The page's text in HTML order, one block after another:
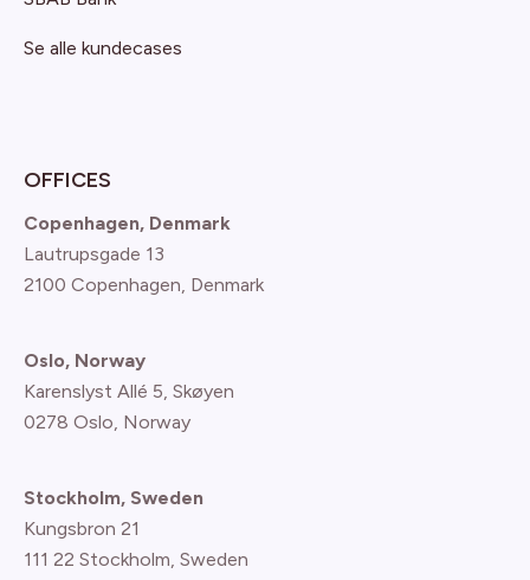
Se alle kundecases
OFFICES
Copenhagen, Denmark
Lautrupsgade 13
2100 Copenhagen, Denmark
Oslo, Norway
Karenslyst Allé 5, Skøyen
0278 Oslo, Norway
Stockholm, Sweden
Kungsbron 21
111 22 Stockholm, Sweden